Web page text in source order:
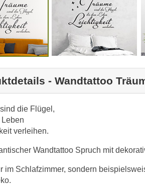
- Wandtattoo
die Flügel,
verleihen.
Wandtattoo Spruch mit
im Schlafzimmer, sondern